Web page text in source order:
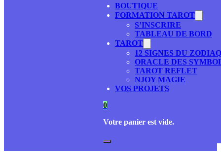
BOUTIQUE
FORMATION TAROT
S’INSCRIRE
TABLEAU DE BORD
TAROT
12 SIGNES DU
ORACLE DES
TAROT REFLET
NJOY MAGIE
VOS PROJETS
0
Votre panier est vide.